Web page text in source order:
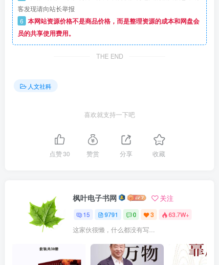
客发现请向站长举报
6 本网站资源价格不是商品价格，而是整理资源的成本和网盘会
员的共享使用费用。
THE END
人文社科
喜欢就支持一下吧
点赞30 赞赏 分享 收藏
枫叶电子书网 关注
15 9791 0 3 63.7W+
这家伙很懒，什么都没有写...